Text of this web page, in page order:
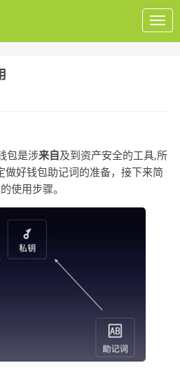
包是涉来自及到资产安全的工具,所
做好钱包助记词的准备，接下来简
使用步骤。